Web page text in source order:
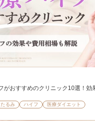
がおすすめのクリニック10選！効
るみ ハイフ 医療ダイエット